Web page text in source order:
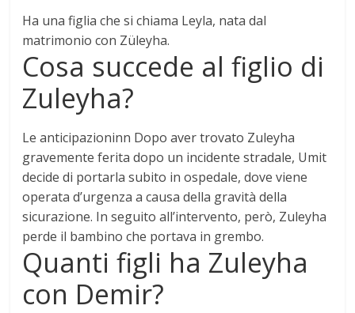
Ha una figlia che si chiama Leyla, nata dal
matrimonio con Züleyha.
Cosa succede al figlio di
Zuleyha?
Le anticipazioninn Dopo aver trovato Zuleyha
gravemente ferita dopo un incidente stradale, Umit
decide di portarla subito in ospedale, dove viene
operata d’urgenza a causa della gravità della
sicurazione. In seguito all’intervento, però, Zuleyha
perde il bambino che portava in grembo.
Quanti figli ha Zuleyha
con Demir?